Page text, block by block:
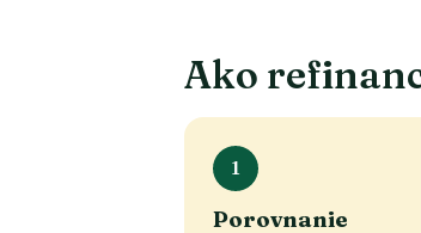
Ako
1
Porovnanie